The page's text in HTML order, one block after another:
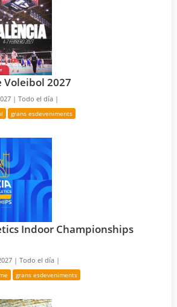
Voleibol 2027
|Todo el día |
grans esdeveniments
Indoor Championships
|Todo el día |
grans esdeveniments